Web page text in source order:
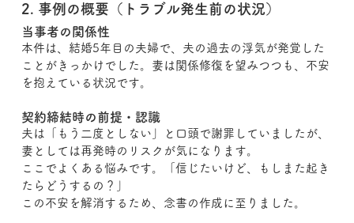
2. 事例の概要（トラブル発生前の状況）
当事者の関係性
本件は、結婚5年目の夫婦で、夫の過去の浮気が発覚した
ことがきっかけでした。妻は関係修復を望みつつも、不安
を抱えている状況です。
契約締結時の前提・認識
夫は「もう二度としない」と口頭で謝罪していましたが、
妻としては再発時のリスクが気になります。
ここでよくある悩みです。「信じたいけど、もしまた起き
たらどうするの？」
この不安を解消するため、念書の作成に至りました。